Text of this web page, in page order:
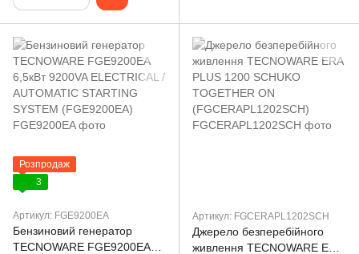
Розпродаж
3
Артикул: FGE9200EA
Бензиновий генератор
TECNOWARE FGE9200EA
Артикул: FGCERAPL1202SCH
Джерело безперебійного
живлення TECNOWARE ERA